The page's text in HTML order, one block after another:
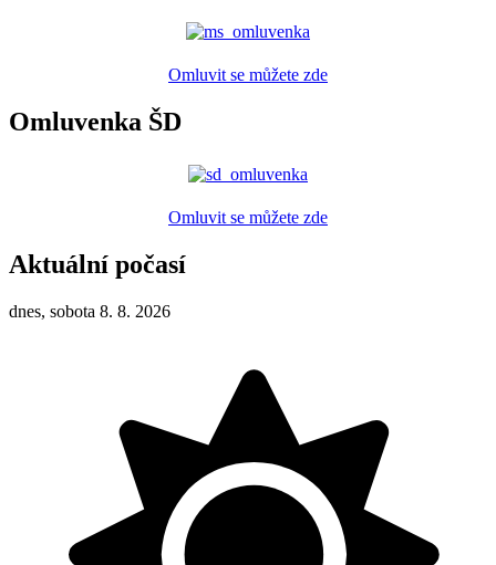
Omluvit se můžete zde
Omluvenka ŠD
Omluvit se můžete zde
Aktuální počasí
dnes, sobota 8. 8. 2026